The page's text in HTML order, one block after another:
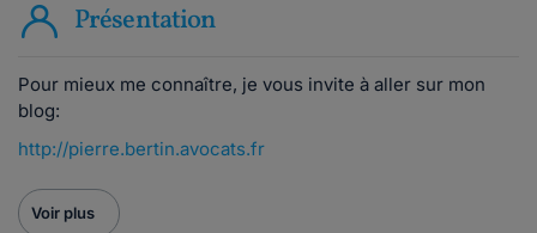
Présentation
Pour mieux me connaître, je vous invite à aller sur mon
blog:
http://pierre.bertin.avocats.fr
Voir plus